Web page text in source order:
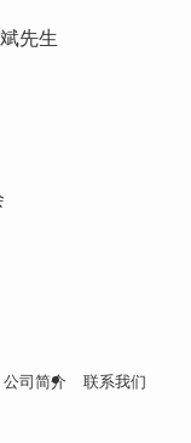
先生
公司简介
联系我们